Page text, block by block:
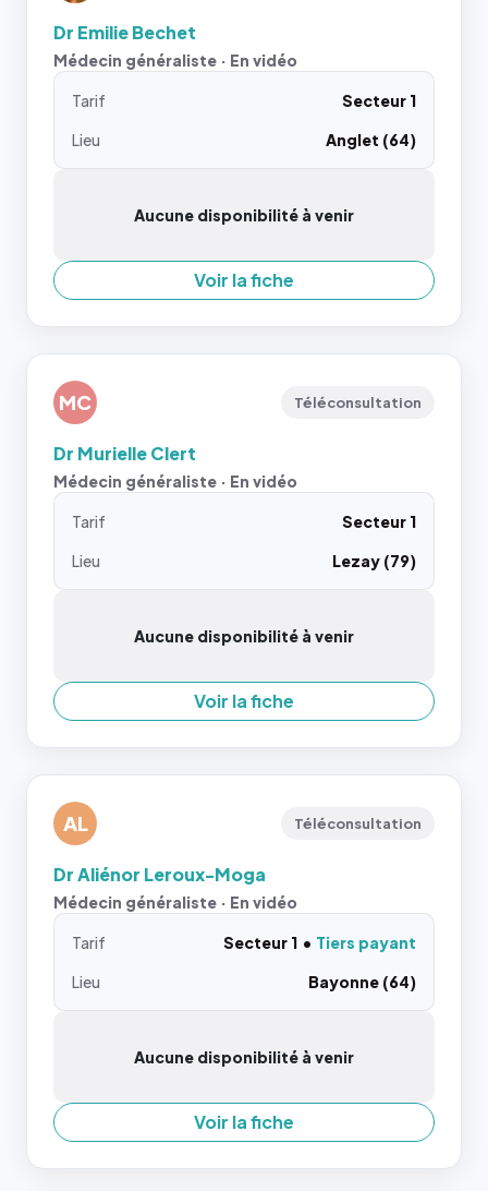
Dr Emilie Bechet
Médecin généraliste · En vidéo
Tarif
Secteur 1
Lieu
Anglet (64)
Aucune disponibilité à venir
Voir la fiche
MC Téléconsultation
Dr Murielle Clert
Médecin généraliste · En vidéo
Tarif
Secteur 1
Lieu
Lezay (79)
Aucune disponibilité à venir
Voir la fiche
AL Téléconsultation
Dr Aliénor Leroux-Moga
Médecin généraliste · En vidéo
Tarif Secteur 1
Tiers payant
Lieu
Bayonne (64)
Aucune disponibilité à venir
Voir la fiche